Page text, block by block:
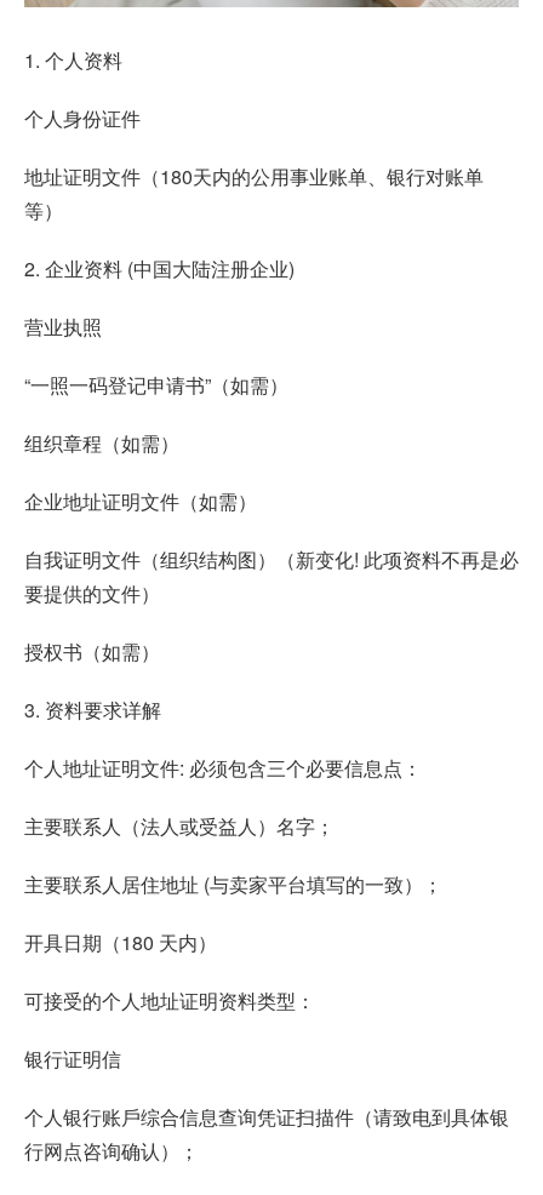
1. 个人资料
个人身份证件
地址证明文件（180天内的公用事业账单、银行对账单
等）
2. 企业资料 (中国大陆注册企业)
营业执照
“一照一码登记申请书”（如需）
组织章程（如需）
企业地址证明文件（如需）
自我证明文件（组织结构图）（新变化! 此项资料不再是必
要提供的文件）
授权书（如需）
3. 资料要求详解
个人地址证明文件: 必须包含三个必要信息点：
主要联系⼈（法⼈或受益⼈）名字；
主要联系⼈居住地址 (与卖家平台填写的⼀致）；
开具⽇期（180 天内）
可接受的个⼈地址证明资料类型：
银⾏证明信
个⼈银⾏账⼾综合信息查询凭证扫描件（请致电到具体银
⾏⽹点咨询确认）；